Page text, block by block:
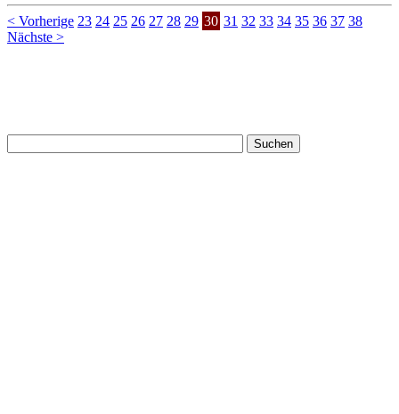
< Vorherige 23 24 25 26 27 28 29 30 31 32 33 34 35 36 37 38
Nächste >